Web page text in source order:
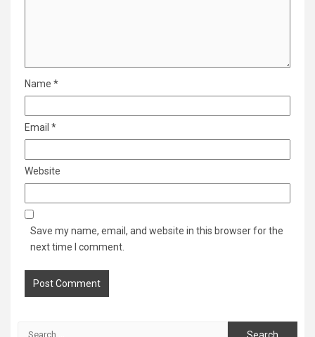
Name *
Email *
Website
Save my name, email, and website in this browser for the
next time I comment.